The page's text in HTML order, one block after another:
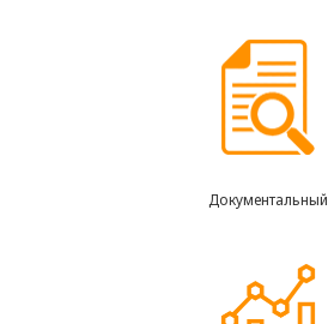
Документальный